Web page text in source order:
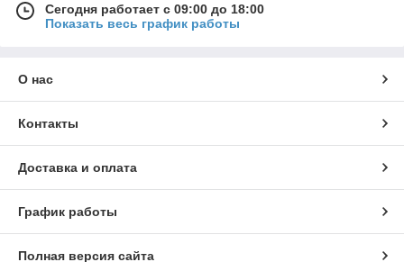
Сегодня работает с 09:00 до 18:00
Показать весь график работы
О нас
Контакты
Доставка и оплата
График работы
Полная версия сайта